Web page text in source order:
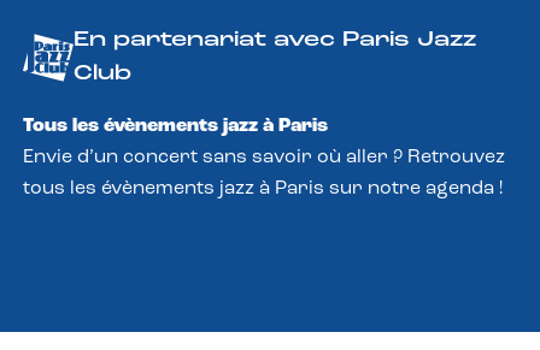
En partenariat avec Paris Jazz
Club
Tous les évènements jazz à Paris
Envie d’un concert sans savoir où aller ? Retrouvez
tous les évènements jazz à Paris sur notre agenda !